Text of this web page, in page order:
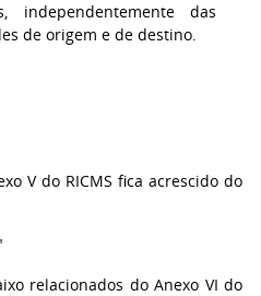
independentemente das
de origem e de destino.
V do RICMS fica acrescido do
relacionados do Anexo VI do